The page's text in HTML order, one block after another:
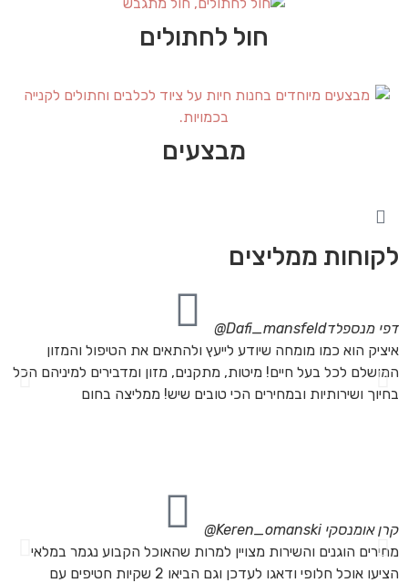
חול לחתולים
מבצעים
לקוחות ממליצים
דפי מנספלדDafi_mansfeld@
איציק הוא כמו מומחה שיודע לייעץ ולהתאים את הטיפול והמזון
המושלם לכל בעל חיים! מיטות, מתקנים, מזון ומדבירים למיניהם הכל
בחיוך ושירותיות ובמחירים הכי טובים שיש! ממליצה בחום
קרן אומנסקי Keren_omanski@
מחירים הוגנים והשירות מצויין למרות שהאוכל הקבוע נגמר במלאי
הציעו אוכל חלופי ודאגו לעדכן וגם הביאו 2 שקיות חטיפים עם